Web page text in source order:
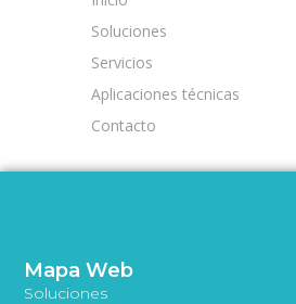
Soluciones
Servicios
Aplicaciones técnicas
Contacto
Mapa Web
Soluciones